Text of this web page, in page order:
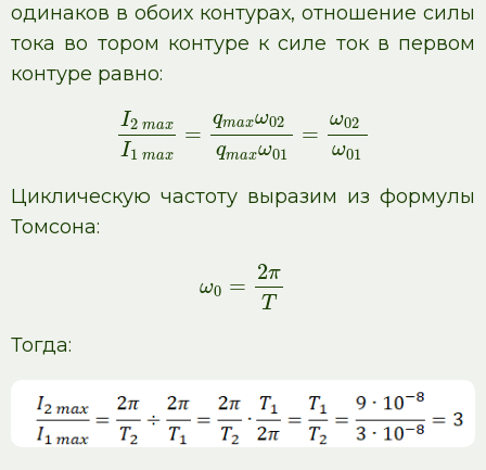
одинаков в обоих контурах, отношение силы
тока во тором контуре к силе ток в первом
контуре равно:
I2 max
I1 max
=
qmaxω02
qmaxω01
=
ω02
ω01
Циклическую частоту выразим из формулы
Томсона:
ω0 =
2π
T
Тогда: